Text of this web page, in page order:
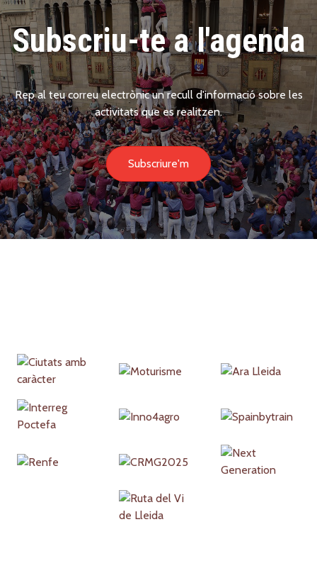
Subscriu-te a l'agenda
Rep al teu correu electrònic un recull d'informació sobre les
activitats que es realitzen.
Subscriure'm
Partners